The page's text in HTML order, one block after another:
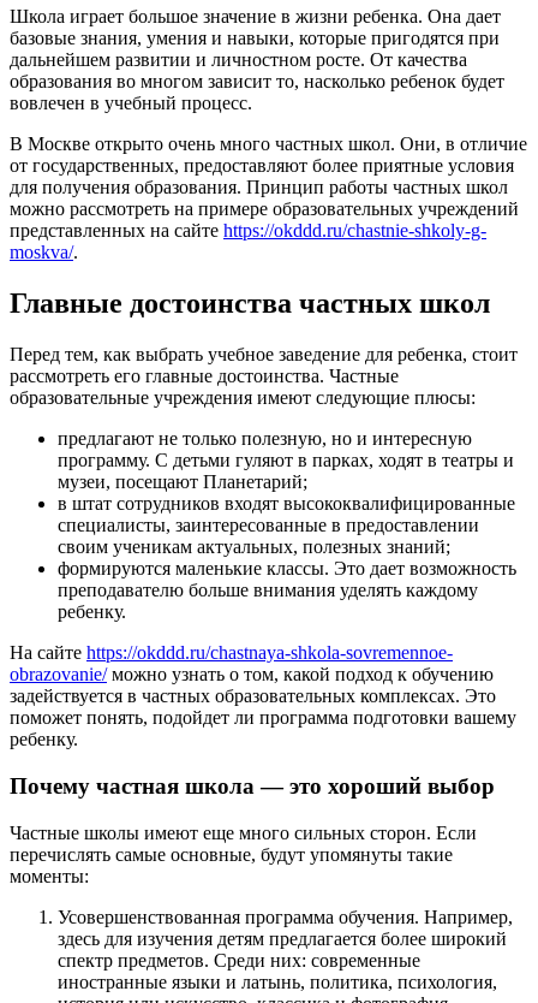
Школа играет большое значение в жизни ребенка. Она дает
базовые знания, умения и навыки, которые пригодятся при
дальнейшем развитии и личностном росте. От качества
образования во многом зависит то, насколько ребенок будет
вовлечен в учебный процесс.
В Москве открыто очень много частных школ. Они, в отличие
от государственных, предоставляют более приятные условия
для получения образования. Принцип работы частных школ
можно рассмотреть на примере образовательных учреждений
представленных на сайте https://okddd.ru/chastnie-shkoly-g-
moskva/.
Главные достоинства частных школ
Перед тем, как выбрать учебное заведение для ребенка, стоит
рассмотреть его главные достоинства. Частные
образовательные учреждения имеют следующие плюсы:
предлагают не только полезную, но и интересную
программу. С детьми гуляют в парках, ходят в театры и
музеи, посещают Планетарий;
в штат сотрудников входят высококвалифицированные
специалисты, заинтересованные в предоставлении
своим ученикам актуальных, полезных знаний;
формируются маленькие классы. Это дает возможность
преподавателю больше внимания уделять каждому
ребенку.
На сайте https://okddd.ru/chastnaya-shkola-sovremennoe-
obrazovanie/можно узнать о том, какой подход к обучению
задействуется в частных образовательных комплексах. Это
поможет понять, подойдет ли программа подготовки вашему
ребенку.
Почему частная школа — это хороший выбор
Частные школы имеют еще много сильных сторон. Если
перечислять самые основные, будут упомянуты такие
моменты:
Усовершенствованная программа обучения. Например,
здесь для изучения детям предлагается более широкий
спектр предметов. Среди них: современные
иностранные языки и латынь, политика, психология,